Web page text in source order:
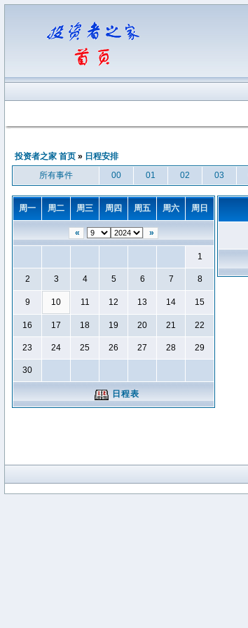
投资者之家 首页 » 日程安排
所有事件
00 01 02 03
周一 周二 周三 周四 周五 周六 周日
« »
1
2 3 4 5 6 7 8
9 10 11 12 13 14 15
16 17 18 19 20 21 22
23 24 25 26 27 28 29
30
日程表